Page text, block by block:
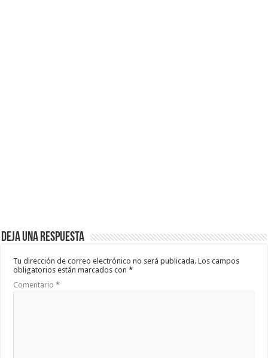
Deja una respuesta
Tu dirección de correo electrónico no será publicada. Los campos
obligatorios están marcados con*
Comentario*